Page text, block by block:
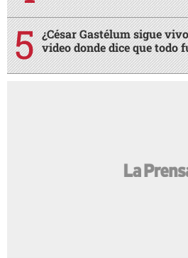
¿César Gastélum sigue
video donde dice que todo